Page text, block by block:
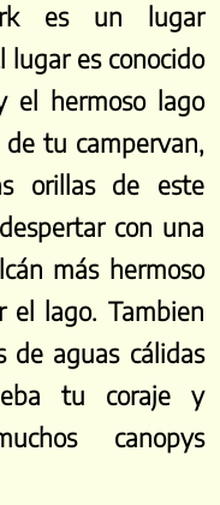
es un lugar
lugar es conocido
el hermoso lago
tu campervan,
orillas de este
con una
más hermoso
el lago. Tambien
de aguas cálidas
tu coraje y
canopys